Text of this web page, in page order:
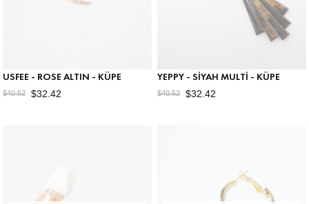
USFEE - ROSE ALTIN - KÜPE
$32.42
$40.52
YEPPY - SIYAH MULTI - KÜPE
$32.42
$40.52